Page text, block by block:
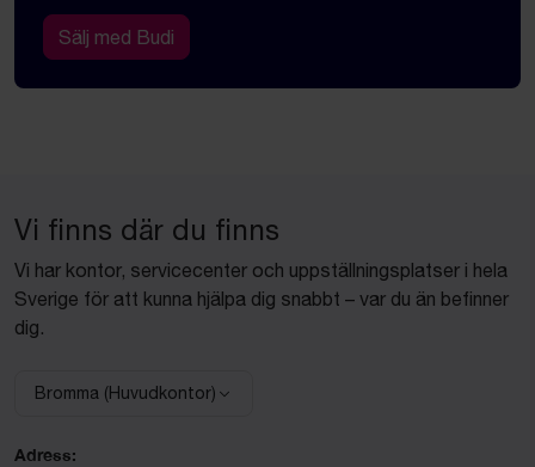
Sälj med Budi
Vi finns där du finns
Vi har kontor, servicecenter och uppställningsplatser i hela
Sverige för att kunna hjälpa dig snabbt – var du än befinner
dig.
Välj anläggning:
Bromma (Huvudkontor)
Adress: